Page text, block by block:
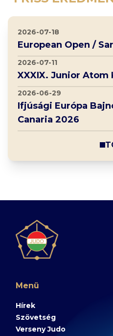
2026-07-18
European Open /
2026-07-11
XXXIX. Junior Atom
2026-06-29
Ifjúsági Európa
Canaria 2026
Menü
Hírek
Szövetség
Verseny Judo